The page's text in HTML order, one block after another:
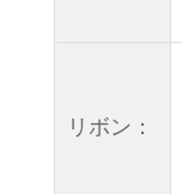
リボン：